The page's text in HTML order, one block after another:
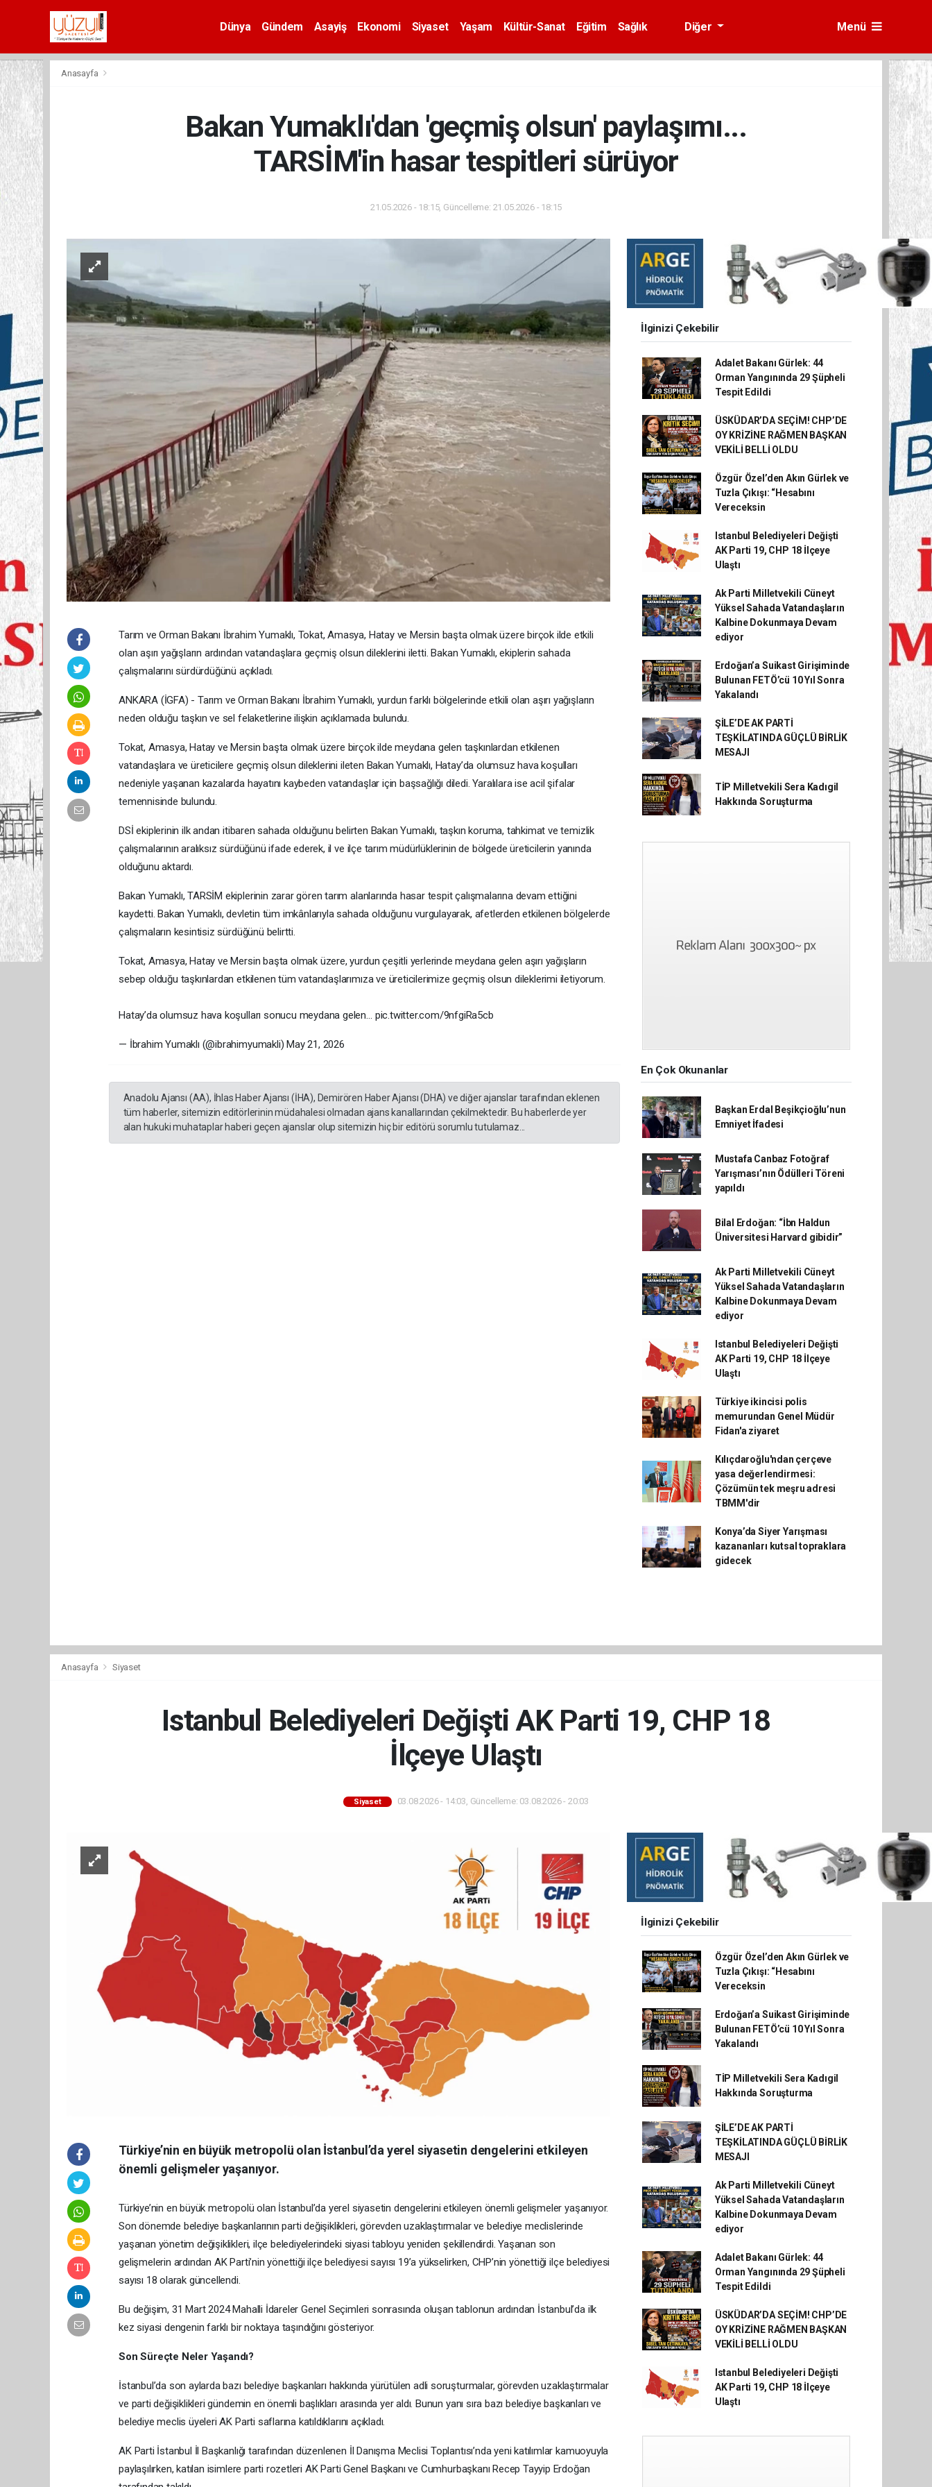
Dünya Gündem Asayiş Ekonomi Siyaset Yaşam Kültür-Sanat Eğitim
Sağlık
Diğer Menü
Anasayfa
Bakan Yumaklı'dan 'geçmiş olsun' paylaşımı...
TARSİM'in hasar tespitleri sürüyor
21.05.2026 - 18:15, Güncelleme: 21.05.2026 - 18:15
Tarım ve Orman Bakanı İbrahim Yumaklı, Tokat, Amasya, Hatay ve Mersin başta olmak üzere birçok ilde etkili
olan aşırı yağışların ardından vatandaşlara geçmiş olsun dileklerini iletti. Bakan Yumaklı, ekiplerin sahada
çalışmalarını sürdürdüğünü açıkladı.
ANKARA (İGFA) - Tarım ve Orman Bakanı İbrahim Yumaklı, yurdun farklı bölgelerinde etkili olan aşırı yağışların
neden olduğu taşkın ve sel felaketlerine ilişkin açıklamada bulundu.
Tokat, Amasya, Hatay ve Mersin başta olmak üzere birçok ilde meydana gelen taşkınlardan etkilenen
vatandaşlara ve üreticilere geçmiş olsun dileklerini ileten Bakan Yumaklı, Hatay’da olumsuz hava koşulları
nedeniyle yaşanan kazalarda hayatını kaybeden vatandaşlar için başsağlığı diledi. Yaralılara ise acil şifalar
temennisinde bulundu.
DSİ ekiplerinin ilk andan itibaren sahada olduğunu belirten Bakan Yumaklı, taşkın koruma, tahkimat ve temizlik
çalışmalarının aralıksız sürdüğünü ifade ederek, il ve ilçe tarım müdürlüklerinin de bölgede üreticilerin yanında
olduğunu aktardı.
Bakan Yumaklı, TARSİM ekiplerinin zarar gören tarım alanlarında hasar tespit çalışmalarına devam ettiğini
kaydetti. Bakan Yumaklı, devletin tüm imkânlarıyla sahada olduğunu vurgulayarak, afetlerden etkilenen bölgelerde
çalışmaların kesintisiz sürdüğünü belirtti.
Tokat, Amasya, Hatay ve Mersin başta olmak üzere, yurdun çeşitli yerlerinde meydana gelen aşırı yağışların
sebep olduğu taşkınlardan etkilenen tüm vatandaşlarımıza ve üreticilerimize geçmiş olsun dileklerimi iletiyorum.
Hatay’da olumsuz hava koşulları sonucu meydana gelen… pic.twitter.com/9nfgiRa5cb
— İbrahim Yumaklı (@ibrahimyumakli) May 21, 2026
Anadolu Ajansı (AA), İhlas Haber Ajansı (İHA), Demirören Haber Ajansı (DHA) ve diğer ajanslar tarafından eklenen
tüm haberler, sitemizin editörlerinin müdahalesi olmadan ajans kanallarından çekilmektedir. Bu haberlerde yer
alan hukuki muhataplar haberi geçen ajanslar olup sitemizin hiç bir editörü sorumlu tutulamaz...
İlginizi Çekebilir
Adalet Bakanı Gürlek: 44
Orman Yangınında 29 Şüpheli
Tespit Edildi
ÜSKÜDAR’DA SEÇİM! CHP’DE
OY KRİZİNE RAĞMEN BAŞKAN
VEKİLİ BELLİ OLDU
Özgür Özel’den Akın Gürlek ve
Tuzla Çıkışı: “Hesabını
Vereceksin
Istanbul Belediyeleri Değişti
AK Parti 19, CHP 18 İlçeye
Ulaştı
Ak Parti Milletvekili Cüneyt
Yüksel Sahada Vatandaşların
Kalbine Dokunmaya Devam
ediyor
Erdoğan’a Suikast Girişiminde
Bulunan FETÖ’cü 10 Yıl Sonra
Yakalandı
ŞİLE’DE AK PARTİ
TEŞKİLATINDA GÜÇLÜ BİRLİK
MESAJI
TİP Milletvekili Sera Kadıgil
Hakkında Soruşturma
En Çok Okunanlar
Başkan Erdal Beşikçioğlu’nun
Emniyet İfadesi
Mustafa Canbaz Fotoğraf
Yarışması’nın Ödülleri Töreni
yapıldı
Bilal Erdoğan: “İbn Haldun
Üniversitesi Harvard gibidir”
Ak Parti Milletvekili Cüneyt
Yüksel Sahada Vatandaşların
Kalbine Dokunmaya Devam
ediyor
Istanbul Belediyeleri Değişti
AK Parti 19, CHP 18 İlçeye
Ulaştı
Türkiye ikincisi polis
memurundan Genel Müdür
Fidan'a ziyaret
Kılıçdaroğlu'ndan çerçeve
yasa değerlendirmesi:
Çözümün tek meşru adresi
TBMM'dir
Konya’da Siyer Yarışması
kazananları kutsal topraklara
gidecek
Anasayfa Siyaset
Istanbul Belediyeleri Değişti AK Parti 19, CHP 18
İlçeye Ulaştı
Siyaset 03.08.2026 - 14:03, Güncelleme: 03.08.2026 - 20:03
Türkiye’nin en büyük metropolü olan İstanbul’da yerel siyasetin dengelerini etkileyen
önemli gelişmeler yaşanıyor.
Türkiye’nin en büyük metropolü olan İstanbul’da yerel siyasetin dengelerini etkileyen önemli gelişmeler yaşanıyor.
Son dönemde belediye başkanlarının parti değişiklikleri, görevden uzaklaştırmalar ve belediye meclislerinde
yaşanan yönetim değişiklikleri, ilçe belediyelerindeki siyasi tabloyu yeniden şekillendirdi. Yaşanan son
gelişmelerin ardından AK Parti’nin yönettiği ilçe belediyesi sayısı 19’a yükselirken, CHP’nin yönettiği ilçe belediyesi
sayısı 18 olarak güncellendi.
Bu değişim, 31 Mart 2024 Mahalli İdareler Genel Seçimleri sonrasında oluşan tablonun ardından İstanbul’da ilk
kez siyasi dengenin farklı bir noktaya taşındığını gösteriyor.
Son Süreçte Neler Yaşandı?
İstanbul’da son aylarda bazı belediye başkanları hakkında yürütülen adli soruşturmalar, görevden uzaklaştırmalar
ve parti değişiklikleri gündemin en önemli başlıkları arasında yer aldı. Bunun yanı sıra bazı belediye başkanları ve
belediye meclis üyeleri AK Parti saflarına katıldıklarını açıkladı.
AK Parti İstanbul İl Başkanlığı tarafından düzenlenen İl Danışma Meclisi Toplantısı’nda yeni katılımlar kamuoyuyla
paylaşılırken, katılan isimlere parti rozetleri AK Parti Genel Başkanı ve Cumhurbaşkanı Recep Tayyip Erdoğan
İlginizi Çekebilir
Özgür Özel’den Akın Gürlek ve
Tuzla Çıkışı: “Hesabını
Vereceksin
Erdoğan’a Suikast Girişiminde
Bulunan FETÖ’cü 10 Yıl Sonra
Yakalandı
TİP Milletvekili Sera Kadıgil
Hakkında Soruşturma
ŞİLE’DE AK PARTİ
TEŞKİLATINDA GÜÇLÜ BİRLİK
MESAJI
Ak Parti Milletvekili Cüneyt
Yüksel Sahada Vatandaşların
Kalbine Dokunmaya Devam
ediyor
Adalet Bakanı Gürlek: 44
Orman Yangınında 29 Şüpheli
Tespit Edildi
ÜSKÜDAR’DA SEÇİM! CHP’DE
OY KRİZİNE RAĞMEN BAŞKAN
VEKİLİ BELLİ OLDU
Istanbul Belediyeleri Değişti
AK Parti 19, CHP 18 İlçeye
Ulaştı